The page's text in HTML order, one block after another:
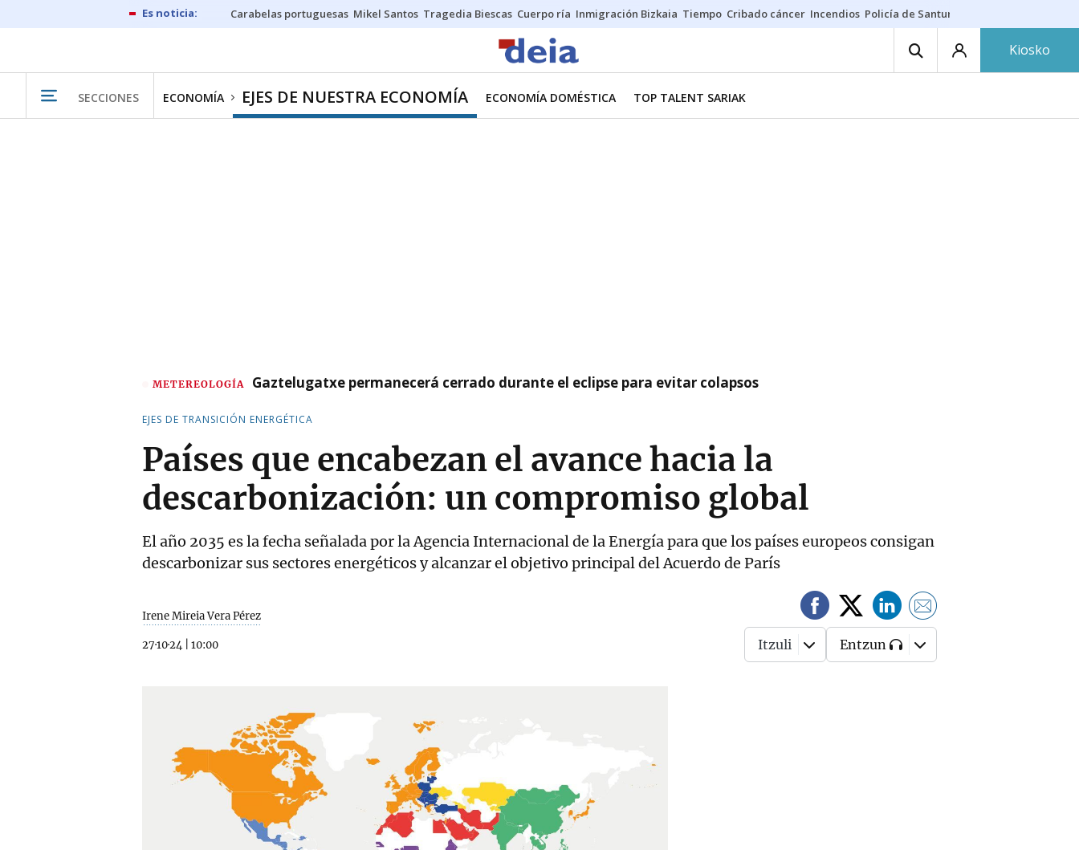
Carabelas portuguesas Mikel Santos Tragedia Biescas Cuerpo ría Inmigración Bizkaia Tiempo Cribado cáncer Incendios Policía de Santurtzi
Kiosko
SECCIONES ECONOMÍA EJES DE NUESTRA ECONOMÍA ECONOMÍA DOMÉSTICA TOP TALENT SARIAK
METEREOLOGÍA Gaztelugatxe permanecerá cerrado durante el eclipse para evitar colapsos
EJES DE TRANSICIÓN ENERGÉTICA
Países que encabezan el avance hacia la
descarbonización: un compromiso global
El año 2035 es la fecha señalada por la Agencia Internacional de la Energía para que los países europeos consigan
descarbonizar sus sectores energéticos y alcanzar el objetivo principal del Acuerdo de París
Irene Mireia Vera Pérez
27·10·24 10:00 Itzuli Entzun